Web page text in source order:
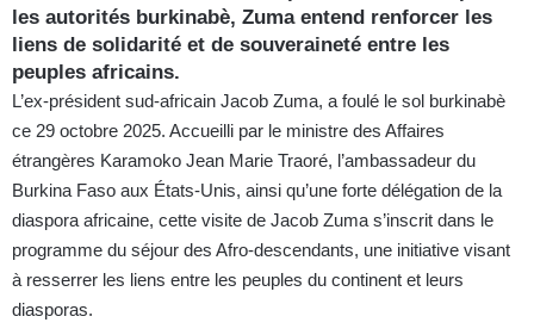
les autorités burkinabè, Zuma entend renforcer les
liens de solidarité et de souveraineté entre les
peuples africains.
L’ex-président sud-africain Jacob Zuma, a foulé le sol burkinabè
ce 29 octobre 2025. Accueilli par le ministre des Affaires
étrangères Karamoko Jean Marie Traoré, l’ambassadeur du
Burkina Faso aux États-Unis, ainsi qu’une forte délégation de la
diaspora africaine, cette visite de Jacob Zuma s’inscrit dans le
programme du séjour des Afro-descendants, une initiative visant
à resserrer les liens entre les peuples du continent et leurs
diasporas.